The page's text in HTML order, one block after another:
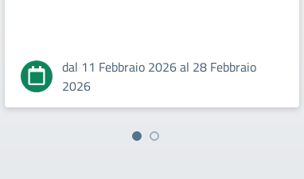
dal 11 Febbraio 2026 al 28 Febbraio
2026